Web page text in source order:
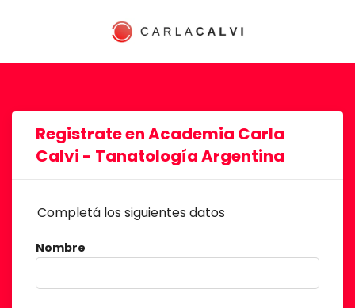
Registrate en Academia Carla
Calvi - Tanatología Argentina
Completá los siguientes datos
Nombre